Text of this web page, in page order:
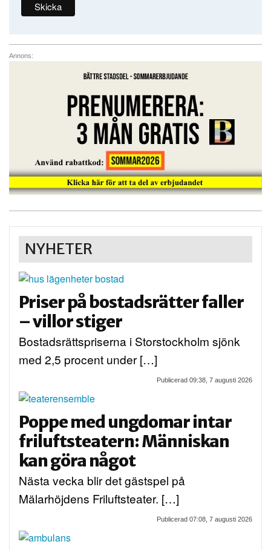
Annons:
NYHETER
Priser på bostadsrätter faller
– villor stiger
Bostadsrättspriserna i Storstockholm sjönk
med 2,5 procent under […]
Publicerad 09:38, 7 augusti 2026
Poppe med ungdomar intar
friluftsteatern: Människan
kan göra något
Nästa vecka blir det gästspel på
Mälarhöjdens Friluftsteater. […]
Publicerad 07:08, 7 augusti 2026